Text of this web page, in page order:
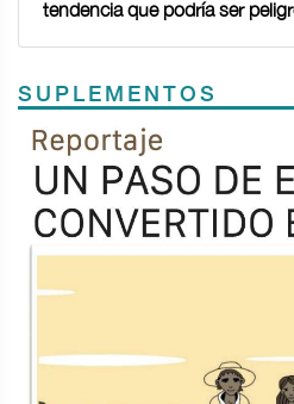
tendencia que podría ser
SUPLEMENTOS
Previous
TODOS